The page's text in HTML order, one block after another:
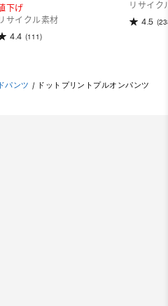
下げ
サイクル素材
4.4 (111)
リサイク
4.5
パンツ / ドットプリントプルオンパンツ